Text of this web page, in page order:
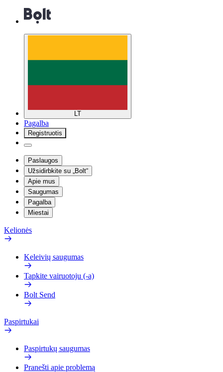
LT
Pagalba
Registruotis
Paslaugos
Užsidirbkite su „Bolt“
Apie mus
Saugumas
Pagalba
Miestai
Kelionės
Keleivių saugumas
Tapkite vairuotoju (-a)
Bolt Send
Paspirtukai
Paspirtukų saugumas
Pranešti apie problemą